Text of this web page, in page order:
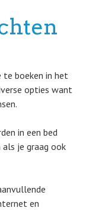
te boeken in het
opties want
in een bed
je graag ook
en